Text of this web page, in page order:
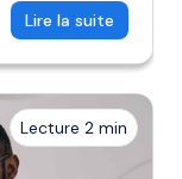
Lire la suite
Lecture 2 min